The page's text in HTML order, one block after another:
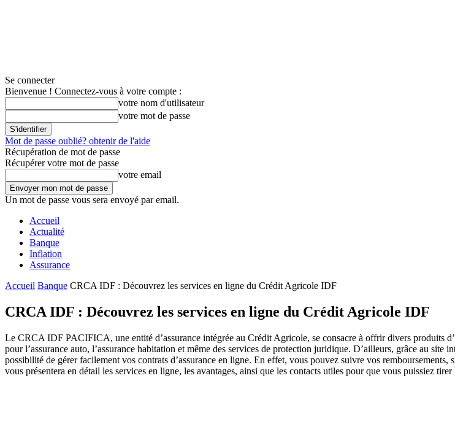
Se connecter
Bienvenue ! Connectez-vous à votre compte :
votre nom d'utilisateur
votre mot de passe
Mot de passe oublié? obtenir de l'aide
Récupération de mot de passe
Récupérer votre mot de passe
votre email
Un mot de passe vous sera envoyé par email.
Accueil
Actualité
Banque
Inflation
Assurance
Accueil Banque CRCA IDF : Découvrez les services en ligne du Crédit Agricole IDF
CRCA IDF : Découvrez les services en ligne du Crédit Agricole IDF
Le CRCA IDF PACIFICA, une entité d’assurance intégrée au Crédit Agricole, se consacre à offrir divers produits
pour l’assurance auto, l’assurance habitation et même des services de protection juridique. D’ailleurs, grâce au
possibilité de gérer facilement vos contrats d’assurance en ligne. En effet, vous pouvez suivre vos
vous présentera en détail les services en ligne, les avantages, ainsi que les contacts utiles pour que vous puissiez